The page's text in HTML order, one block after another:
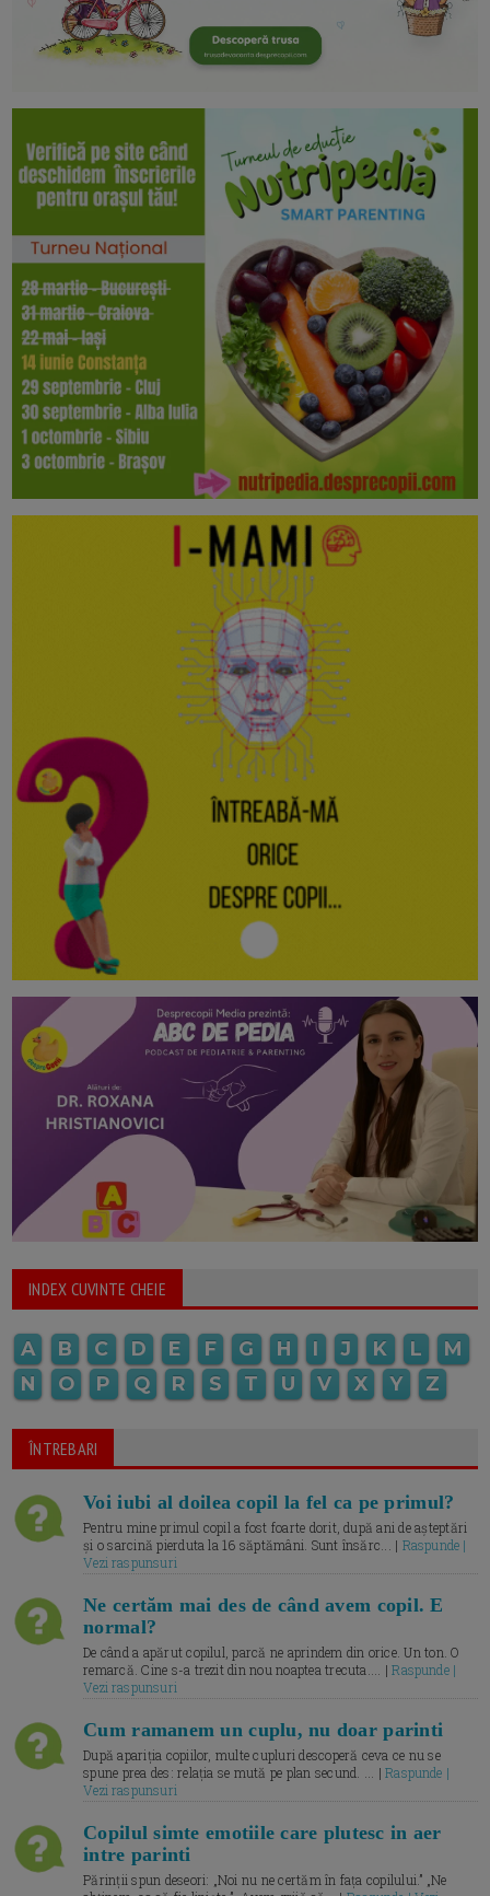
INDEX CUVINTE CHEIE
A B C D E F G H I J K L
M
N
O P Q R S T U V X Y Z
ÎNTREBARI
Voi iubi al doilea copil la fel ca pe primul?
Pentru mine primul copil a fost foarte dorit, după ani de așteptări
și o sarcină pierduta la 16 săptămâni. Sunt însărc... | Raspunde |
Vezi raspunsuri
Ne certăm mai des de când avem copil. E
normal?
De când a apărut copilul, parcă ne aprindem din orice. Un ton. O
remarcă. Cine s-a trezit din nou noaptea trecuta.... |Raspunde |
Vezi raspunsuri
Cum ramanem un cuplu, nu doar parinti
După apariția copiilor, multe cupluri descoperă ceva ce nu se
spune prea des: relația se mută pe plan secund. ... |Raspunde |
Vezi raspunsuri
Copilul simte emotiile care plutesc in aer
intre parinti
Părinții spun deseori: „Noi nu ne certăm în fața copilului.” „Ne